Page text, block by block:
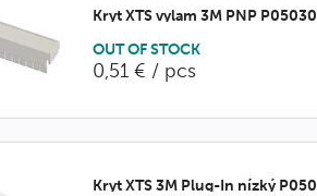
Kryt XTS vylam 3M PNP
OUT OF STOCK
0,51 € / pcs
Kryt XTS 3M Plug-In nízký